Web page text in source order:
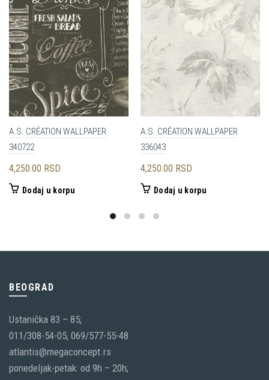
A.S. CRÉATION WALLPAPER
340722
4,250.00 RSD
Dodaj u korpu
A.S. CRÉATION WALLPAPER
336043
4,250.00 RSD
Dodaj u korpu
BEOGRAD
Ustanička 83 – 85;
011/308-54-05, 069/577-55-48
atlantis@megaconcept.rs
ponedeljak-petak: od 9h – 20h;